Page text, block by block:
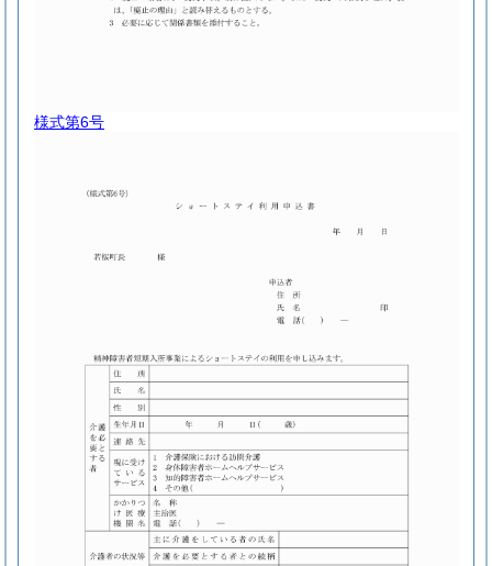
様式第6号